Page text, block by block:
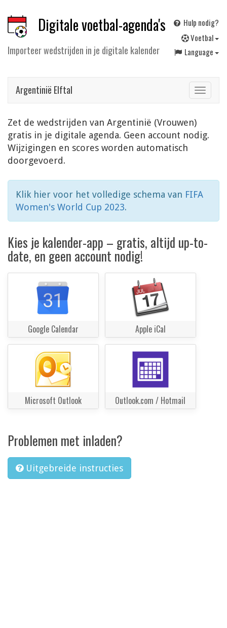
Digitale voetbal-agenda's
Importeer wedstrijden in je digitale kalender
Hulp nodig?
Voetbal
Language
Toggle
Argentinië Elftal
Zet de wedstrijden van Argentinië (Vrouwen)
gratis in je digitale agenda. Geen account nodig.
Wijzigingen en scores worden automatisch
doorgevoerd.
Klik hier voor het volledige schema van FIFA
Women's World Cup 2023.
Kies je kalender-app – gratis, altijd up-to-
date, en geen account nodig!
Google Calendar Apple iCal
Microsoft Outlook Outlook.com / Hotmail
Problemen met inladen?
Uitgebreide instructies